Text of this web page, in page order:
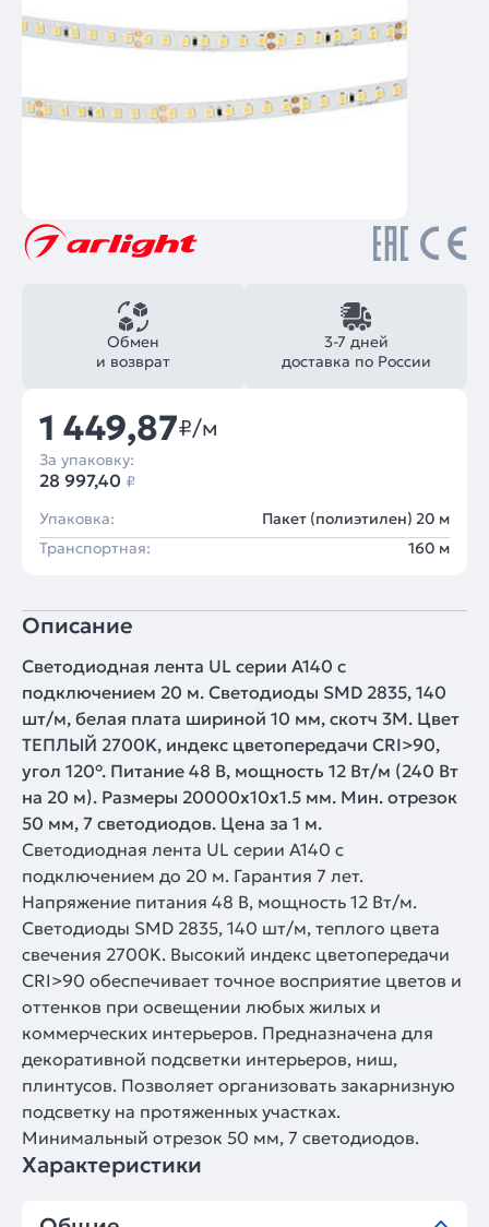
3-7 дней
доставка по России
Обмен
и возврат
1 449,87₽/м
За упаковку:
28 997,40 ₽
Упаковка:
Пакет (полиэтилен) 20 м
Транспортная:
160 м
Описание
Светодиодная лента UL серии A140 с
подключением 20 м. Светодиоды SMD 2835, 140
шт/м, белая плата шириной 10 мм, скотч 3M. Цвет
ТЕПЛЫЙ 2700K, индекс цветопередачи CRI>90,
угол 120°. Питание 48 В, мощность 12 Вт/м (240 Вт
на 20 м). Размеры 20000x10x1.5 мм. Мин. отрезок
50 мм, 7 светодиодов. Цена за 1 м.
Светодиодная лента UL серии A140 с
подключением до 20 м. Гарантия 7 лет.
Напряжение питания 48 В, мощность 12 Вт/м.
Светодиоды SMD 2835, 140 шт/м, теплого цвета
свечения 2700K. Высокий индекс цветопередачи
CRI>90 обеспечивает точное восприятие цветов и
оттенков при освещении любых жилых и
коммерческих интерьеров. Предназначена для
декоративной подсветки интерьеров, ниш,
плинтусов. Позволяет организовать закарнизную
подсветку на протяженных участках.
Минимальный отрезок 50 мм, 7 светодиодов.
Характеристики